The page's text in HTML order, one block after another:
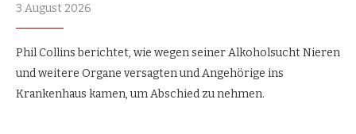
3 August 2026
Phil Collins berichtet, wie wegen seiner Alkoholsucht Nieren
und weitere Organe versagten und Angehörige ins
Krankenhaus kamen, um Abschied zu nehmen.